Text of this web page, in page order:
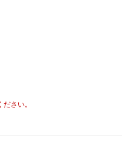
さい。